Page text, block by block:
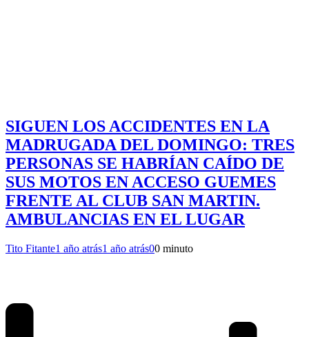
SIGUEN LOS ACCIDENTES EN LA
MADRUGADA DEL DOMINGO: TRES
PERSONAS SE HABRÍAN CAÍDO DE
SUS MOTOS EN ACCESO GUEMES
FRENTE AL CLUB SAN MARTIN.
AMBULANCIAS EN EL LUGAR
Tito Fitante1 año atrás1 año atrás00 minuto